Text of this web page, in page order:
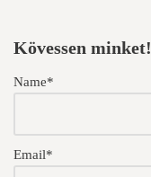
Kövessen minket!
Name*
Email*